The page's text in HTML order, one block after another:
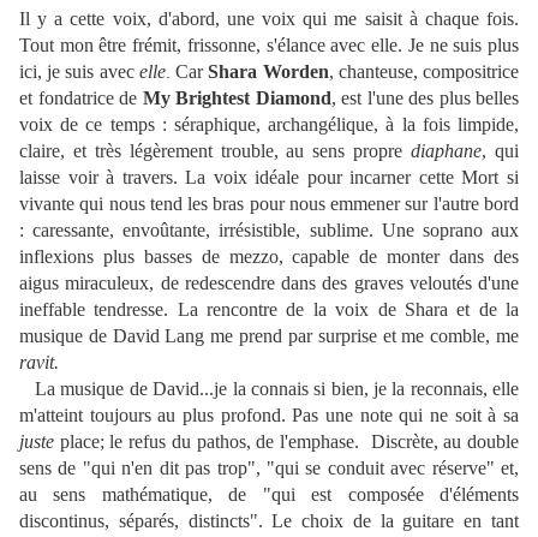
Il y a cette voix, d'abord, une voix qui me saisit à chaque fois.
Tout mon être frémit, frissonne, s'élance avec elle. Je ne suis plus
ici, je suis avec elle.CarShara Worden, chanteuse, compositrice
et fondatrice de My Brightest Diamond, est l'une des plus belles
voix de ce temps : séraphique, archangélique, à la fois limpide,
claire, et très légèrement trouble, au sens proprediaphane, qui
laisse voir à travers. La voix idéale pour incarner cette Mort si
vivante qui nous tend les bras pour nous emmener sur l'autre bord
: caressante, envoûtante, irrésistible, sublime. Une soprano aux
inflexions plus basses de mezzo, capable de monter dans des
aigus miraculeux, de redescendre dans des graves veloutés d'une
ineffable tendresse. La rencontre de la voix de Sharaet dela
musique de David Lang me prend par surprise et me comble, me
ravit.
La musique de David...je la connais si bien, je la reconnais, elle
m'atteint toujours au plus profond. Pas une note qui ne soit à sa
juste place; le refus du pathos, de l'emphase. Discrète, au double
sens de "qui n'en dit pas trop", "qui se conduit avec réserve" et,
au sens mathématique, de "qui est composée d'éléments
discontinus, séparés, distincts". Le choix de la guitare en tant